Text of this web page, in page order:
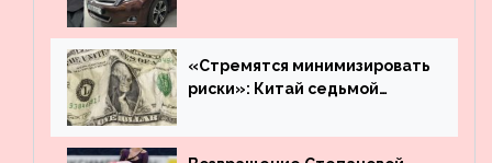
угнанную в Казахстан
машину
«Стремятся минимизировать
риски»: Китай седьмой
деньги из американского
госдолга